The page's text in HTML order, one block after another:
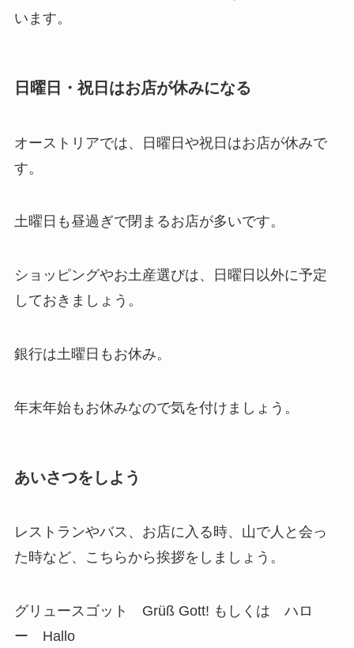
います。
日曜日・祝日はお店が休みになる
オーストリアでは、日曜日や祝日はお店が休みで
す。
土曜日も昼過ぎで閉まるお店が多いです。
ショッピングやお土産選びは、日曜日以外に予定
しておきましょう。
銀行は土曜日もお休み。
年末年始もお休みなので気を付けましょう。
あいさつをしよう
レストランやバス、お店に入る時、山で人と会っ
た時など、こちらから挨拶をしましょう。
グリュースゴット Grüß Gott! もしくは ハロ
ー Hallo